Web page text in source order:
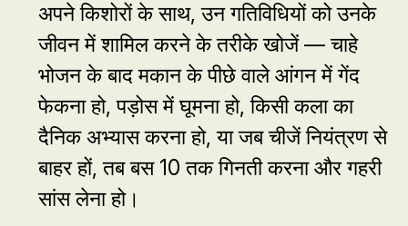
अपने किशोरों के साथ, उन गतिविधियों को उनके
जीवन में शामिल करने के तरीके खोजें — चाहे
भोजन के बाद मकान के पीछे वाले आंगन में गेंद
फेकना हो, पड़ोस में घूमना हो, किसी कला का
दैनिक अभ्यास करना हो, या जब चीजें नियंत्रण से
बाहर हों, तब बस 10 तक गिनती करना और गहरी
सांस लेना हो।